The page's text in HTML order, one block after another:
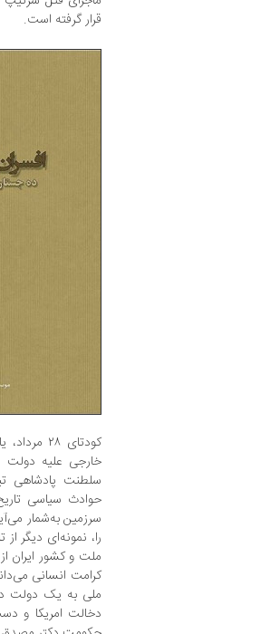
قرار گرفته است.
خارجی علیه
سلطنت پادشاهی
حوادث سیاسی
سرزمین به‌شمار
را، نمونه‌ای دیگر
ملت و کشور ایران
کرامت انسانی
ملی به یک دولت
دخالت امریکا و